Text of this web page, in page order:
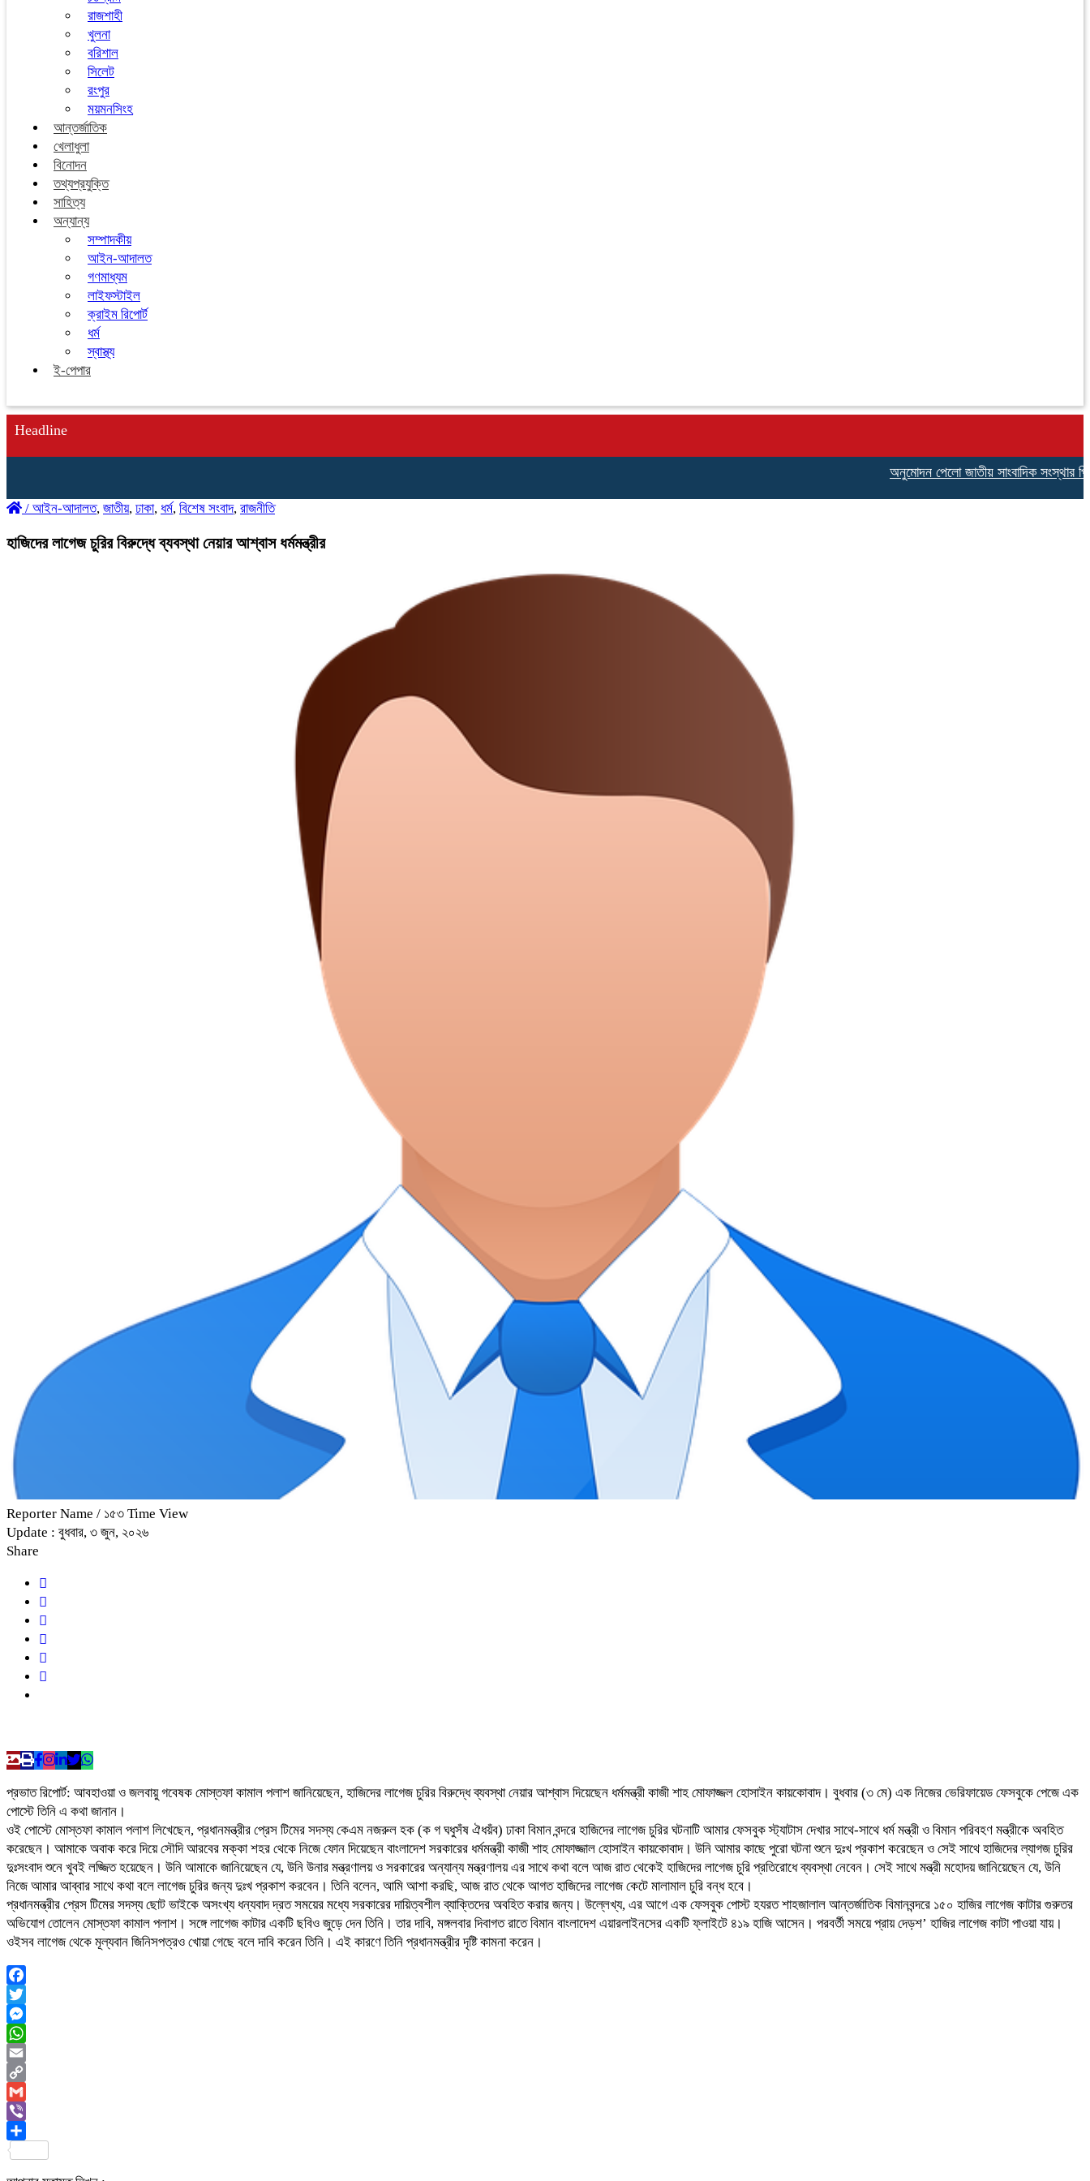
রাজশাহী
খুলনা
বরিশাল
সিলেট
রংপুর
ময়মনসিংহ
আন্তর্জাতিক
খেলাধুলা
বিনোদন
তথ্যপ্রযুক্তি
সাহিত্য
অন্যান্য
সম্পাদকীয়
আইন-আদালত
গণমাধ্যম
লাইফস্টাইল
ক্রাইম রিপোর্ট
ধর্ম
স্বাস্থ্য
ই-পেপার
Headline
অনুমোদন পেলো জাতীয় সাংবাদিক সংস্থার পিরোজপুর
/ আইন-আদালত, জাতীয়, ঢাকা, ধর্ম, বিশেষ সংবাদ, রাজনীতি
হাজিদের লাগেজ চুরির বিরুদ্ধে ব্যবস্থা নেয়ার আশ্বাস ধর্মমন্ত্রীর
Reporter Name / ১৫৩ Time View
Update : বুধবার, ৩ জুন, ২০২৬
Share
প্রভাত রিপোর্ট: আবহাওয়া ও জলবায়ু গবেষক মোস্তফা কামাল পলাশ জানিয়েছেন, হাজিদের লাগেজ চুরির বিরুদ্ধে ব্যবস্থা নেয়ার আশ্বাস দিয়েছেন ধর্মমন্ত্রী কাজী শাহ মোফাজ্জল হোসাইন কায়কোবাদ। বুধবার (৩ মে) এক নিজের ভেরিফায়েড ফেসবুকে পেজে এক
পোস্টে তিনি এ কথা জানান।
ওই পোস্টে মোস্তফা কামাল পলাশ লিখেছেন, প্রধানমন্ত্রীর প্রেস টিমের সদস্য কেএম নজরুল হক (ক গ ঘধুসঁষ ঐধয়ঁব) ঢাকা বিমান বন্দরে হাজিদের লাগেজ চুরির ঘটনাটি আমার ফেসবুক স্ট্যাটাস দেখার সাথে-সাথে ধর্ম মন্ত্রী ও বিমান পরিবহণ মন্ত্রীকে অবহিত
করেছেন। আমাকে অবাক করে দিয়ে সৌদি আরবের মক্কা শহর থেকে নিজে ফোন দিয়েছেন বাংলাদেশ সরকারের ধর্মমন্ত্রী কাজী শাহ মোফাজ্জাল হোসাইন কায়কোবাদ। উনি আমার কাছে পুরো ঘটনা শুনে দুঃখ প্রকাশ করেছেন ও সেই সাথে হাজিদের ল্যাগজ চুরির
দুঃসংবাদ শুনে খুবই লজ্জিত হয়েছেন। উনি আমাকে জানিয়েছেন যে, উনি উনার মন্ত্রণালয় ও সরকারের অন্যান্য মন্ত্রণালয় এর সাথে কথা বলে আজ রাত থেকেই হাজিদের লাগেজ চুরি প্রতিরোধে ব্যবস্থা নেবেন। সেই সাথে মন্ত্রী মহোদয় জানিয়েছেন যে, উনি
নিজে আমার আব্বার সাথে কথা বলে লাগেজ চুরির জন্য দুঃখ প্রকাশ করবেন। তিনি বলেন, আমি আশা করছি, আজ রাত থেকে আগত হাজিদের লাগেজ কেটে মালামাল চুরি বন্ধ হবে।
প্রধানমন্ত্রীর প্রেস টিমের সদস্য ছোট ভাইকে অসংখ্য ধন্যবাদ দ্রত সময়ের মধ্যে সরকারের দায়িত্বশীল ব্যাক্তিদের অবহিত করার জন্য। উল্লেখ্য, এর আগে এক ফেসবুক পোস্ট হযরত শাহজালাল আন্তর্জাতিক বিমানবন্দরে ১৫০ হাজির লাগেজ কাটার গুরুতর
অভিযোগ তোলেন মোস্তফা কামাল পলাশ। সঙ্গে লাগেজ কাটার একটি ছবিও জুড়ে দেন তিনি। তার দাবি, মঙ্গলবার দিবাগত রাতে বিমান বাংলাদেশ এয়ারলাইনসের একটি ফ্লাইটে ৪১৯ হাজি আসেন। পরবর্তী সময়ে প্রায় দেড়শ’ হাজির লাগেজ কাটা পাওয়া যায়।
ওইসব লাগেজ থেকে মূল্যবান জিনিসপত্রও খোয়া গেছে বলে দাবি করেন তিনি। এই কারণে তিনি প্রধানমন্ত্রীর দৃষ্টি কামনা করেন।
Facebook
Twitter
Messenger
WhatsApp
Email
Copy
Link
Gmail
Viber